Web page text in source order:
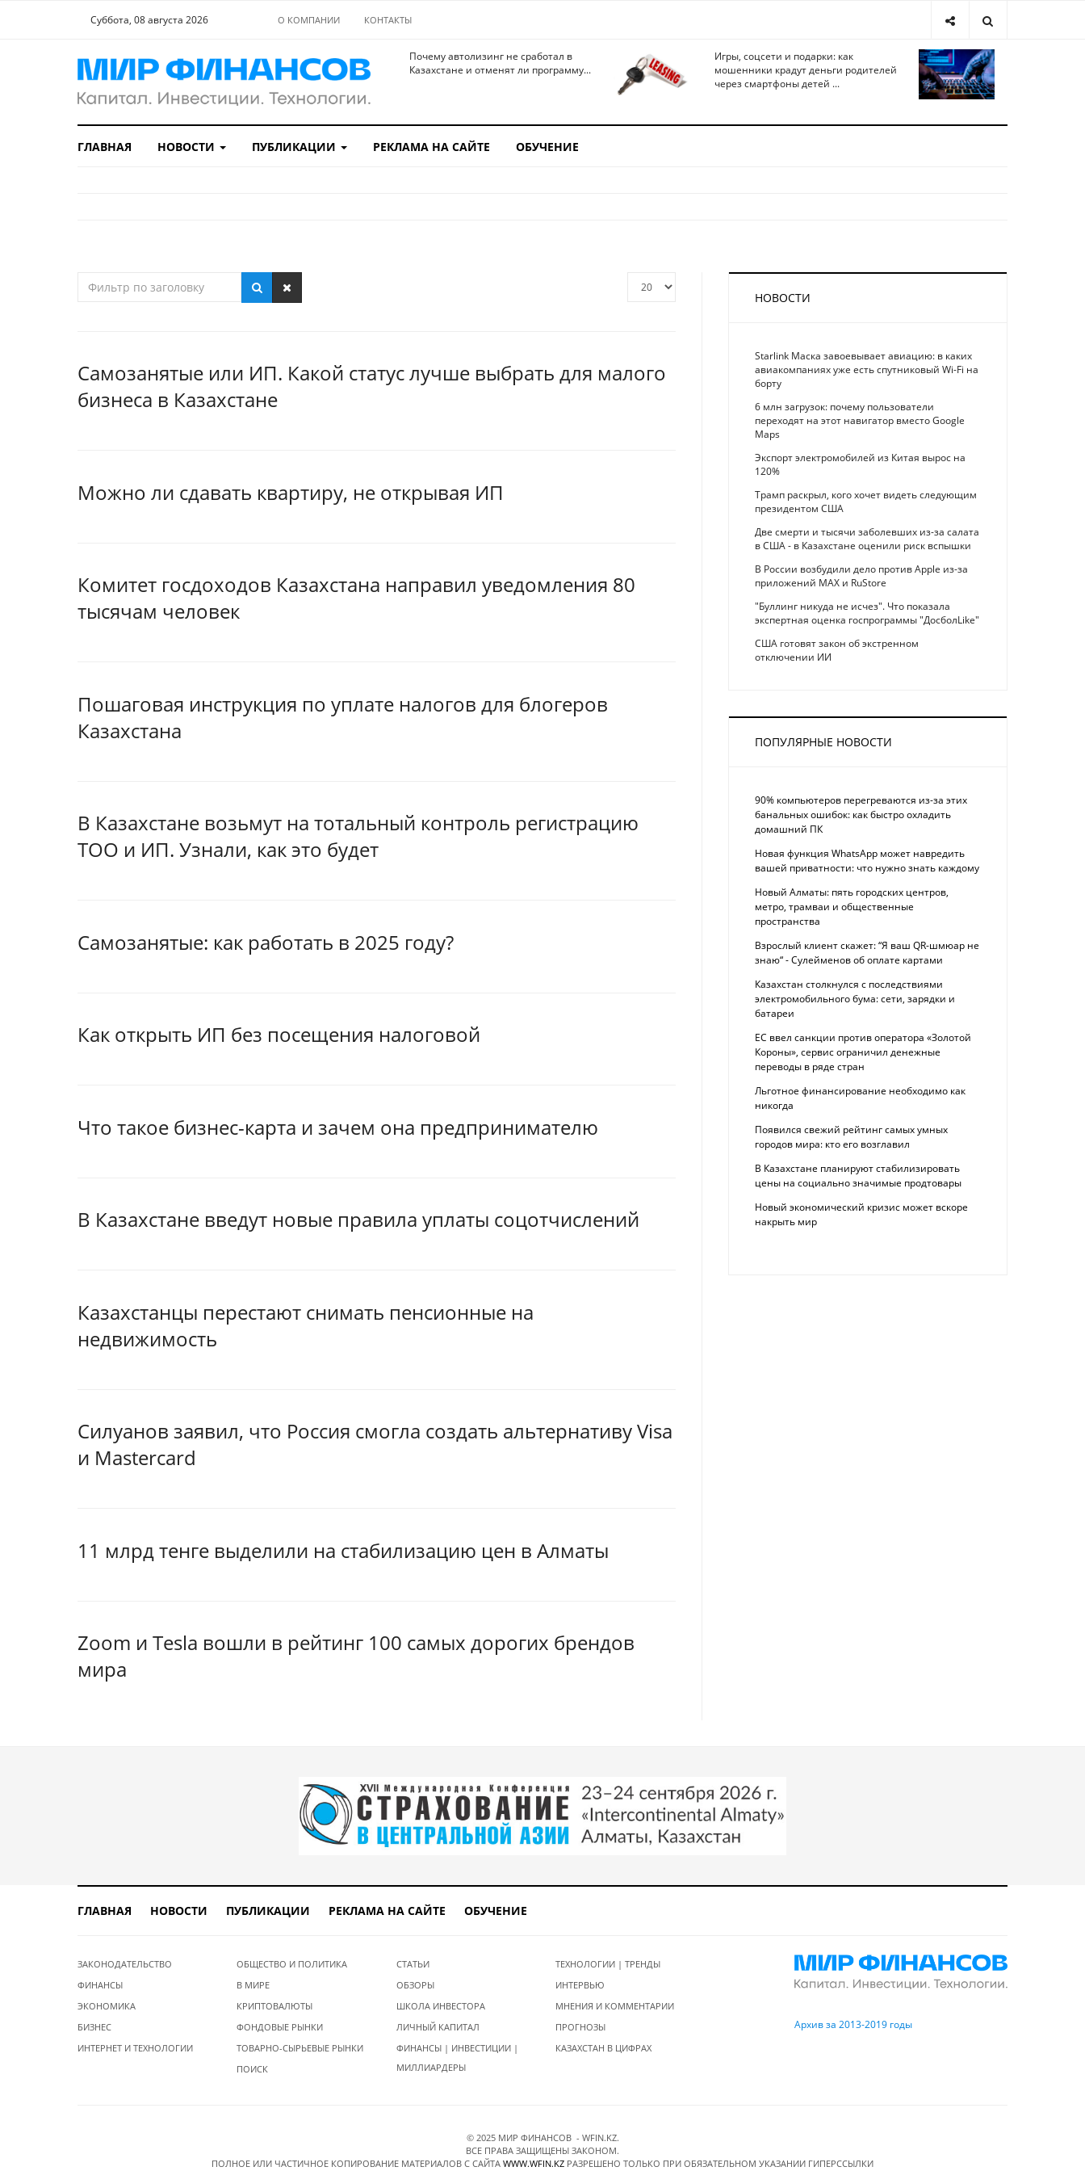
Суббота, 08 августа 2026 О КОМПАНИИ КОНТАКТЫ
Почему автолизинг не сработал в
Казахстане и отменят ли программу...
Игры, соцсети и подарки: как
мошенники крадут деньги родителей
через смартфоны детей ...
ГЛАВНАЯ НОВОСТИ ПУБЛИКАЦИИ РЕКЛАМА НА САЙТЕ ОБУЧЕНИЕ
Самозанятые или ИП. Какой статус лучше выбрать для малого
бизнеса в Казахстане
Можно ли сдавать квартиру, не открывая ИП
Комитет госдоходов Казахстана направил уведомления 80
тысячам человек
Пошаговая инструкция по уплате налогов для блогеров
Казахстана
В Казахстане возьмут на тотальный контроль регистрацию
ТОО и ИП. Узнали, как это будет
Самозанятые: как работать в 2025 году?
Как открыть ИП без посещения налоговой
Что такое бизнес-карта и зачем она предпринимателю
В Казахстане введут новые правила уплаты соцотчислений
Казахстанцы перестают снимать пенсионные на
недвижимость
Силуанов заявил, что Россия смогла создать альтернативу Visa
и Mastercard
11 млрд тенге выделили на стабилизацию цен в Алматы
Zoom и Tesla вошли в рейтинг 100 самых дорогих брендов
мира
НОВОСТИ
Starlink Маска завоевывает авиацию: в каких
авиакомпаниях уже есть спутниковый Wi-Fi на
борту
6 млн загрузок: почему пользователи
переходят на этот навигатор вместо Google
Maps
Экспорт электромобилей из Китая вырос на
120%
Трамп раскрыл, кого хочет видеть следующим
президентом США
Две смерти и тысячи заболевших из-за салата
в США - в Казахстане оценили риск вспышки
В России возбудили дело против Apple из-за
приложений MAX и RuStore
"Буллинг никуда не исчез". Что показала
экспертная оценка госпрограммы "ДосболLike"
США готовят закон об экстренном
отключении ИИ
ПОПУЛЯРНЫЕ НОВОСТИ
90% компьютеров перегреваются из-за этих
банальных ошибок: как быстро охладить
домашний ПК
Новая функция WhatsApp может навредить
вашей приватности: что нужно знать каждому
Новый Алматы: пять городских центров,
метро, трамваи и общественные
пространства
Взрослый клиент скажет: “Я ваш QR-шмюар не
знаю“ - Сулейменов об оплате картами
Казахстан столкнулся с последствиями
электромобильного бума: сети, зарядки и
батареи
ЕС ввел санкции против оператора «Золотой
Короны», сервис ограничил денежные
переводы в ряде стран
Льготное финансирование необходимо как
никогда
Появился свежий рейтинг самых умных
городов мира: кто его возглавил
В Казахстане планируют стабилизировать
цены на социально значимые продтовары
Новый экономический кризис может вскоре
накрыть мир
ГЛАВНАЯ НОВОСТИ ПУБЛИКАЦИИ РЕКЛАМА НА САЙТЕ ОБУЧЕНИЕ
ЗАКОНОДАТЕЛЬСТВО
ФИНАНСЫ
ЭКОНОМИКА
БИЗНЕС
ИНТЕРНЕТ И ТЕХНОЛОГИИ
ОБЩЕСТВО И ПОЛИТИКА
В МИРЕ
КРИПТОВАЛЮТЫ
ФОНДОВЫЕ РЫНКИ
ТОВАРНО-СЫРЬЕВЫЕ РЫНКИ
ПОИСК
СТАТЬИ
ОБЗОРЫ
ШКОЛА ИНВЕСТОРА
ЛИЧНЫЙ КАПИТАЛ
ФИНАНСЫ | ИНВЕСТИЦИИ |
МИЛЛИАРДЕРЫ
ТЕХНОЛОГИИ | ТРЕНДЫ
ИНТЕРВЬЮ
МНЕНИЯ И КОММЕНТАРИИ
ПРОГНОЗЫ
КАЗАХСТАН В ЦИФРАХ
Архив за 2013-2019 годы
© 2025 МИР ФИНАНСОВ - WFIN.KZ.
ВСЕ ПРАВА ЗАЩИЩЕНЫ ЗАКОНОМ.
ПОЛНОЕ ИЛИ ЧАСТИЧНОЕ КОПИРОВАНИЕ МАТЕРИАЛОВ C САЙТА WWW.WFIN.KZ РАЗРЕШЕНО ТОЛЬКО ПРИ ОБЯЗАТЕЛЬНОМ УКАЗАНИИ ГИПЕРССЫЛКИ